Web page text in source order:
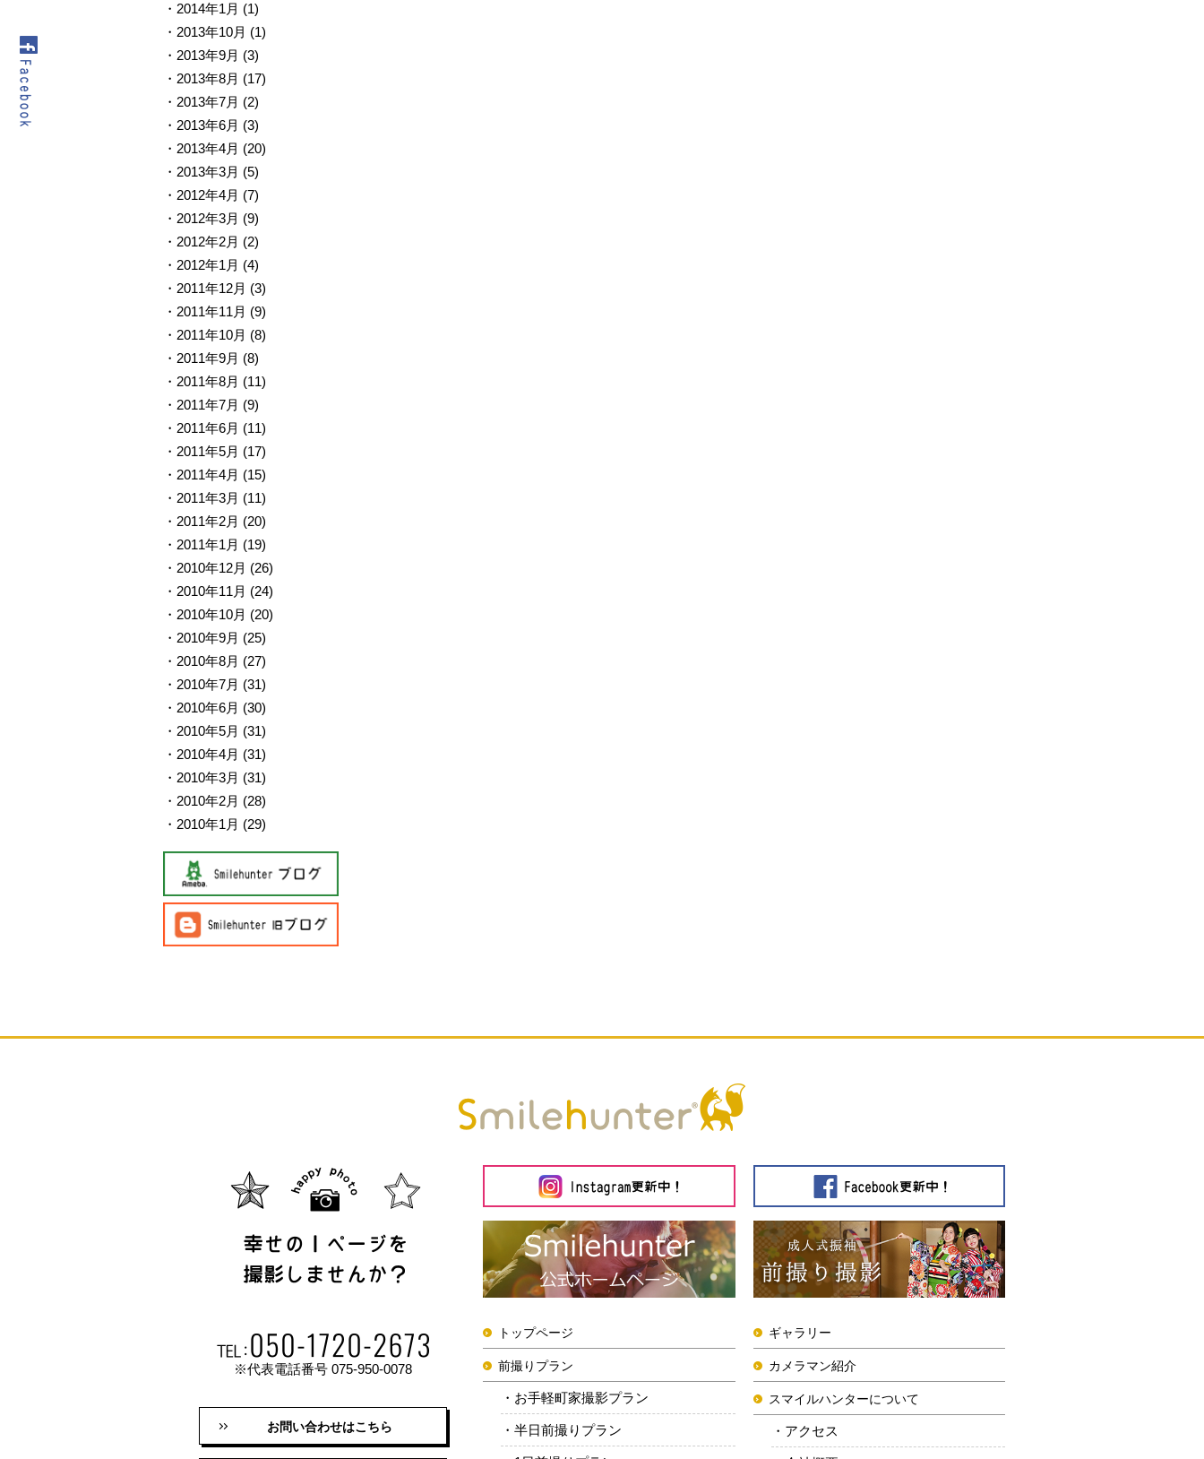
2014年1月 (1)
2013年10月 (1)
2013年9月 (3)
2013年8月 (17)
2013年7月 (2)
2013年6月 (3)
2013年4月 (20)
2013年3月 (5)
2012年4月 (7)
2012年3月 (9)
2012年2月 (2)
2012年1月 (4)
2011年12月 (3)
2011年11月 (9)
2011年10月 (8)
2011年9月 (8)
2011年8月 (11)
2011年7月 (9)
2011年6月 (11)
2011年5月 (17)
2011年4月 (15)
2011年3月 (11)
2011年2月 (20)
2011年1月 (19)
2010年12月 (26)
2010年11月 (24)
2010年10月 (20)
2010年9月 (25)
2010年8月 (27)
2010年7月 (31)
2010年6月 (30)
2010年5月 (31)
2010年4月 (31)
2010年3月 (31)
2010年2月 (28)
2010年1月 (29)
※代表電話番号 075-950-0078
お問い合わせはこちら
トップページ
前撮りプラン
お手軽町家撮影プラン
半日前撮りプラン
ギャラリー
カメラマン紹介
スマイルハンターについて
アクセス